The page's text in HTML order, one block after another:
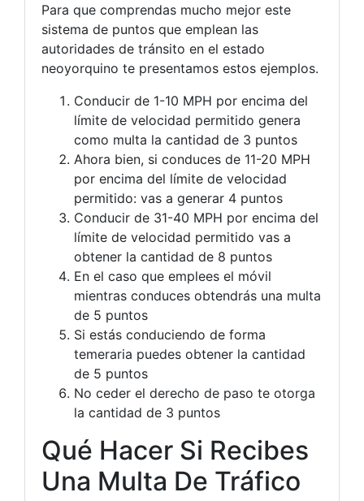
Para que comprendas mucho mejor este
sistema de puntos que emplean las
autoridades de tránsito en el estado
neoyorquino te presentamos estos ejemplos.
Conducir de 1-10 MPH por encima del
límite de velocidad permitido genera
como multa la cantidad de 3 puntos
Ahora bien, si conduces de 11-20 MPH
por encima del límite de velocidad
permitido: vas a generar 4 puntos
Conducir de 31-40 MPH por encima del
límite de velocidad permitido vas a
obtener la cantidad de 8 puntos
En el caso que emplees el móvil
mientras conduces obtendrás una multa
de 5 puntos
Si estás conduciendo de forma
temeraria puedes obtener la cantidad
de 5 puntos
No ceder el derecho de paso te otorga
la cantidad de 3 puntos
Qué Hacer Si Recibes
Una Multa De Tráfico